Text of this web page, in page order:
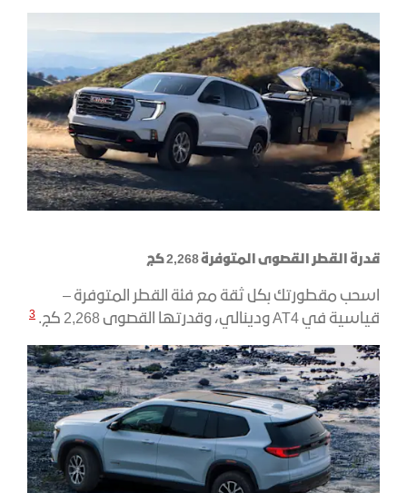
قدرة القطر القصوى المتوفرة 2,268 كج
اسحب مقطورتك بكل ثقة مع فئة القطر المتوفرة –
قياسية في AT4 ودينالي، وقدرتها القصوى 2,268 كج.
3